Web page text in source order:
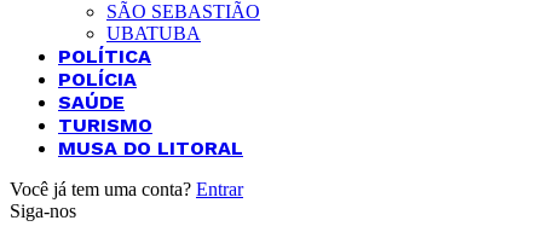
SÃO SEBASTIÃO
UBATUBA
POLÍTICA
POLÍCIA
SAÚDE
TURISMO
MUSA DO LITORAL
Você já tem uma conta? Entrar
Siga-nos